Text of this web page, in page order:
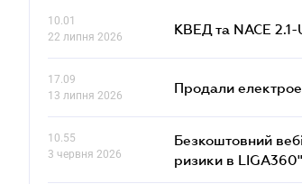
10.01
22 липня 2026
КВЕД та NACE 2.1-
17.09
13 липня 2026
Продали
10.55
3 червня 2026
Безкоштовний
ризики в LIGA360"